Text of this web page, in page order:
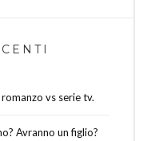
vs serie tv.
Avranno un figlio?